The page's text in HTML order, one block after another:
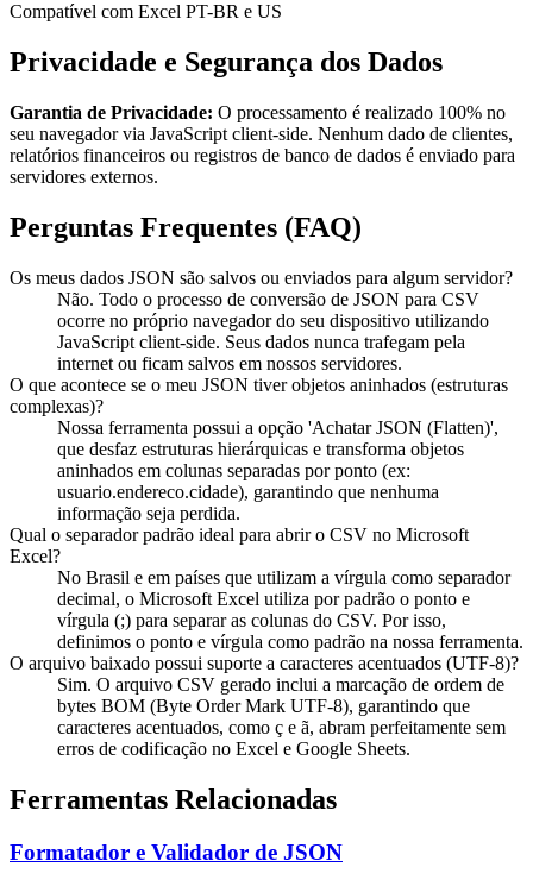
Compatível com Excel PT-BR e US
Privacidade e Segurança dos Dados
Garantia de Privacidade: O processamento é realizado 100% no
seu navegador via JavaScript client-side. Nenhum dado de clientes,
relatórios financeiros ou registros de banco de dados é enviado para
servidores externos.
Perguntas Frequentes (FAQ)
Os meus dados JSON são salvos ou enviados para algum servidor?
Não. Todo o processo de conversão de JSON para CSV
ocorre no próprio navegador do seu dispositivo utilizando
JavaScript client-side. Seus dados nunca trafegam pela
internet ou ficam salvos em nossos servidores.
O que acontece se o meu JSON tiver objetos aninhados (estruturas
complexas)?
Nossa ferramenta possui a opção 'Achatar JSON (Flatten)',
que desfaz estruturas hierárquicas e transforma objetos
aninhados em colunas separadas por ponto (ex:
usuario.endereco.cidade), garantindo que nenhuma
informação seja perdida.
Qual o separador padrão ideal para abrir o CSV no Microsoft
Excel?
No Brasil e em países que utilizam a vírgula como separador
decimal, o Microsoft Excel utiliza por padrão o ponto e
vírgula (;) para separar as colunas do CSV. Por isso,
definimos o ponto e vírgula como padrão na nossa ferramenta.
O arquivo baixado possui suporte a caracteres acentuados (UTF-8)?
Sim. O arquivo CSV gerado inclui a marcação de ordem de
bytes BOM (Byte Order Mark UTF-8), garantindo que
caracteres acentuados, como ç e ã, abram perfeitamente sem
erros de codificação no Excel e Google Sheets.
Ferramentas Relacionadas
Formatador e Validador de JSON